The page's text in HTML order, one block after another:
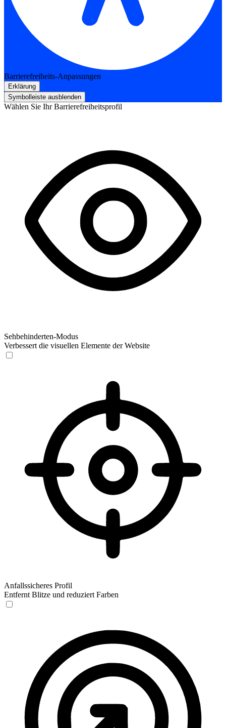
Barrierefreiheits-Anpassungen
Erklärung
Symbolleiste ausblenden
Wählen Sie Ihr Barrierefreiheitsprofil
Sehbehinderten-Modus
Verbessert die visuellen Elemente der Website
Anfallssicheres Profil
Entfernt Blitze und reduziert Farben